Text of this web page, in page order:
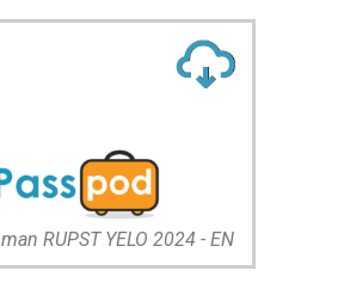
RUPST YELO 2024 - EN